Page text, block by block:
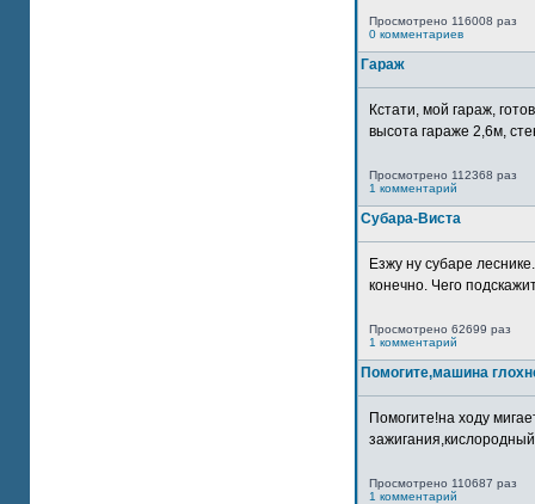
Просмотрено 116008 раз
0 комментариев
Гараж
Кстати, мой гараж,
высота гараже 2,6м,
Просмотрено 112368 раз
1 комментарий
Субара-Виста
Езжу ну субаре
конечно. Чего
Просмотрено 62699 раз
1 комментарий
Помогите,машина
Помогите!на ходу
Просмотрено 110687 раз
1 комментарий